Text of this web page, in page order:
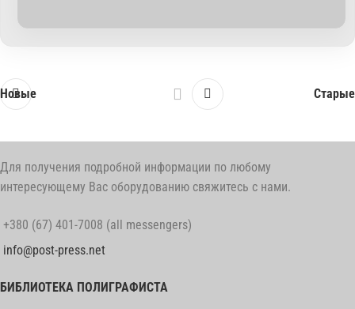
Новые Старые
Для получения подробной информации по любому
интересующему Вас оборудованию свяжитесь с нами.
+380 (67) 401-7008 (all messengers)
info@post-press.net
БИБЛИОТЕКА ПОЛИГРАФИСТА